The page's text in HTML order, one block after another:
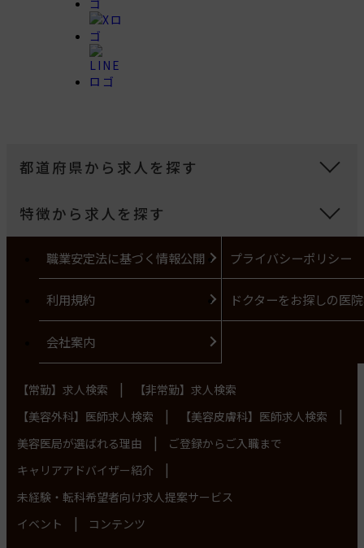
都道府県から求人を探す
特徴から求人を探す
職業安定法に基づく情報公開 プライバシーポリシー
利用規約 ドクターをお探しの医
会社案内
【常勤】求人検索 |
【非常勤】求人検索
【美容外科】医師求人検索
| 【美容皮膚科】医師求人検索 |
美容医局が選ばれる理由 |
ご登録からご入職まで
キャリアアドバイザー紹介
|
未経験・転科希望者向け求人提案サービス
イベント
| コンテンツ